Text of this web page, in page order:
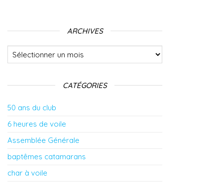
ARCHIVES
Archives
CATÉGORIES
50 ans du club
6 heures de voile
Assemblée Générale
baptêmes catamarans
char à voile